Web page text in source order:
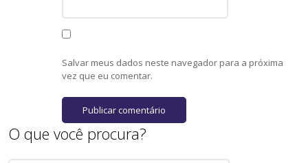
Salvar meus dados neste navegador para a próxima
vez que eu comentar.
O que você procura?